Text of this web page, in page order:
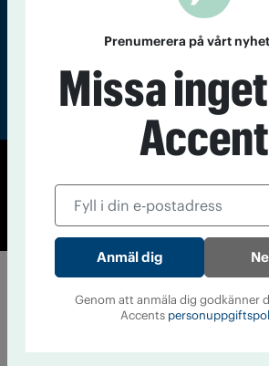
© Tidningen Accent
Cookiepolicy
Prenumerera på vårt
Missa
Accent
Genom att anmäla dig godkänner
Accents